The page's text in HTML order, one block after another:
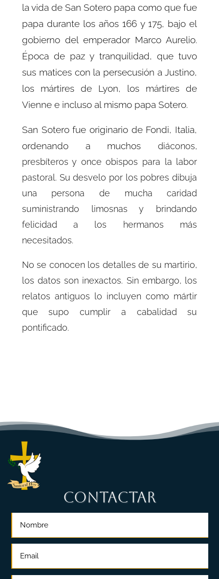
la vida de San Sotero papa como que fue
papa durante los años 166 y 175, bajo el
gobierno del emperador Marco Aurelio.
Época de paz y tranquilidad, que tuvo
sus matices con la persecusión a Justino,
los mártires de Lyon, los mártires de
Vienne e incluso al mismo papa Sotero.
San Sotero fue originario de Fondi, Italia,
ordenando a muchos diáconos,
presbíteros y once obispos para la labor
pastoral. Su desvelo por los pobres dibuja
una persona de mucha caridad
suministrando limosnas y brindando
felicidad a los hermanos más
necesitados.
No se conocen los detalles de su martirio,
los datos son inexactos. Sin embargo, los
relatos antiguos lo incluyen como mártir
que supo cumplir a cabalidad su
pontificado.
CONTACTAR